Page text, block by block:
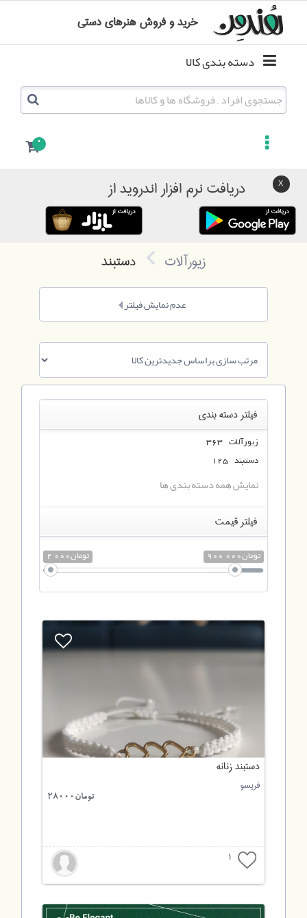
0
خرید و فروش هنرهای دستی
دریافت نرم افزار اندروید از
زیورآلات دستبند
عدم نمایش فیلتر
فیلتر دسته بندی
زیورآلات 363
دستبند 125
نمایش همه دسته بندی ها
فیلتر قیمت
2 000تومان 900 000تومان
دستبند زنانه
فریسو
تومان28000
1